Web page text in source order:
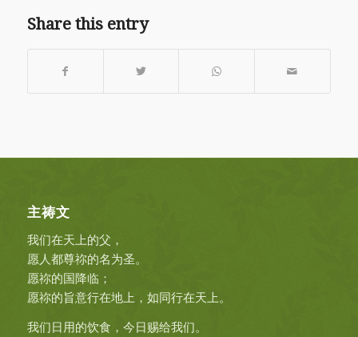
Share this entry
主祷文
我们在天上的父，
愿人都尊祢的名为圣。
愿祢的国降临；
愿祢的旨意行在地上，如同行在天上。
我们日用的饮食，今日赐给我们。